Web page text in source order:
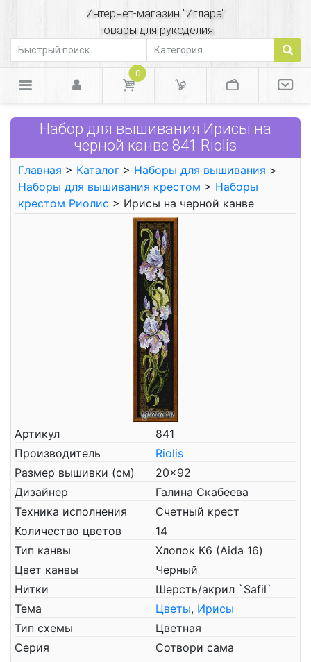
Интернет-магазин "Иглара"
товары для рукоделия
0
Набор для вышивания Ирисы на
черной канве 841 Riolis
Главная > Каталог > Наборы для вышивания >
Наборы для вышивания крестом > Наборы
крестом Риолис > Ирисы на черной канве
Артикул
841
Производитель
Riolis
Размер вышивки (см)
20x92
Дизайнер
Галина Скабеева
Техника исполнения
Счетный крест
Количество цветов
14
Тип канвы
Хлопок К6 (Aida 16)
Цвет канвы
Черный
Нитки
Шерсть/акрил `Safil`
Тема
Цветы, Ирисы
Тип схемы
Цветная
Серия
Сотвори сама